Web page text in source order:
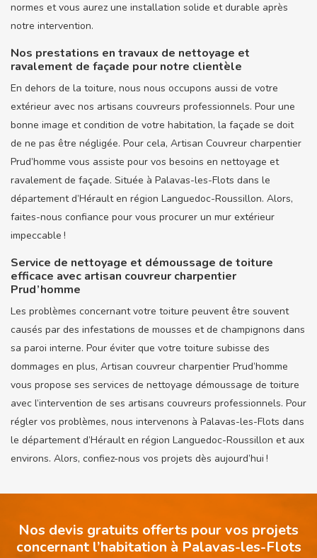
normes et vous aurez une installation solide et durable après
notre intervention.
Nos prestations en travaux de nettoyage et
ravalement de façade pour notre clientèle
En dehors de la toiture, nous nous occupons aussi de votre
extérieur avec nos artisans couvreurs professionnels. Pour une
bonne image et condition de votre habitation, la façade se doit
de ne pas être négligée. Pour cela, Artisan Couvreur charpentier
Prud’homme vous assiste pour vos besoins en nettoyage et
ravalement de façade. Située à Palavas-les-Flots dans le
département d’Hérault en région Languedoc-Roussillon. Alors,
faites-nous confiance pour vous procurer un mur extérieur
impeccable !
Service de nettoyage et démoussage de toiture
efficace avec artisan couvreur charpentier
Prud’homme
Les problèmes concernant votre toiture peuvent être souvent
causés par des infestations de mousses et de champignons dans
sa paroi interne. Pour éviter que votre toiture subisse des
dommages en plus, Artisan couvreur charpentier Prud’homme
vous propose ses services de nettoyage démoussage de toiture
avec l’intervention de ses artisans couvreurs professionnels. Pour
régler vos problèmes, nous intervenons à Palavas-les-Flots dans
le département d’Hérault en région Languedoc-Roussillon et aux
environs. Alors, confiez-nous vos projets dès aujourd’hui !
Nos devis gratuits offerts pour vos projets
concernant l’habitation à Palavas-les-Flots